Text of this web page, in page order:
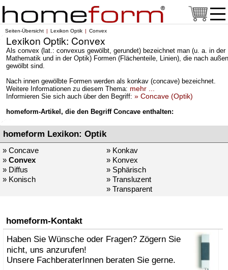
Seiten-Übersicht Lexikon Optik Convex
Lexikon Optik: Convex
Als convex (lat.: convexus gewölbt, gerundet) bezeichnet man (u. a. in der
Mathematik und in der Optik) Formen (Flächenteile, Linien), die nach außen
gewölbt sind.
Nach innen gewölbte Formen werden als konkav (concave) bezeichnet.
Weitere Informationen zu diesem Thema: mehr ...
Informieren Sie sich auch über den Begriff: » Concave (Optik)
homeform-Artikel, die den Begriff Concave enthalten:
homeform Lexikon: Optik
» Concave
» Convex
» Diffus
» Konisch
» Konkav
» Konvex
» Sphärisch
» Transluzent
» Transparent
homeform-Kontakt
Haben Sie Wünsche oder Fragen? Zögern Sie
nicht, uns anzurufen!
Unsere FachberaterInnen beraten Sie gerne.